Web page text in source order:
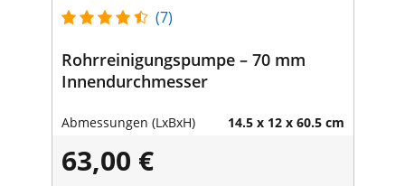
(7)
Rohrreinigungspumpe – 70 mm
Innendurchmesser
Abmessungen (LxBxH) 14.5 x 12 x 60.5 cm
63,00 €